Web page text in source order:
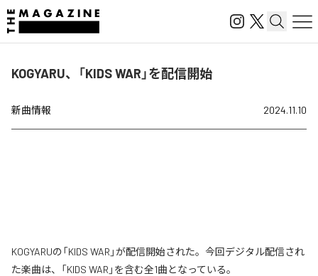
KOGYARU、「KIDS WAR」を配信開始
新曲情報 2024.11.10
KOGYARUの「KIDS WAR」が配信開始された。今回デジタル配信され
た楽曲は、「KIDS WAR」を含む全1曲となっている。